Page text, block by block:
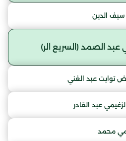
سيف الدين
الصمد (السريع الر)
توايت عبد الغني
عبد القادر
محمد